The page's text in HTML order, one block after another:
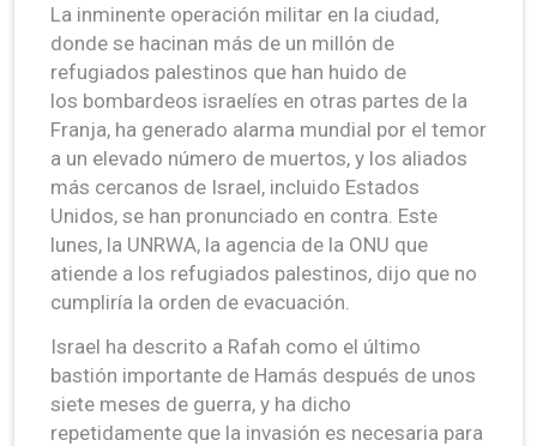
La inminente operación militar en la ciudad,
donde se hacinan más de un millón de
refugiados palestinos que han huido de
los bombardeos israelíes en otras partes de la
Franja, ha generado alarma mundial por el temor
a un elevado número de muertos, y los aliados
más cercanos de Israel, incluido Estados
Unidos, se han pronunciado en contra. Este
lunes, la UNRWA, la agencia de la ONU que
atiende a los refugiados palestinos, dijo que no
cumpliría la orden de evacuación.
Israel ha descrito a Rafah como el último
bastión importante de Hamás después de unos
siete meses de guerra, y ha dicho
repetidamente que la invasión es necesaria para